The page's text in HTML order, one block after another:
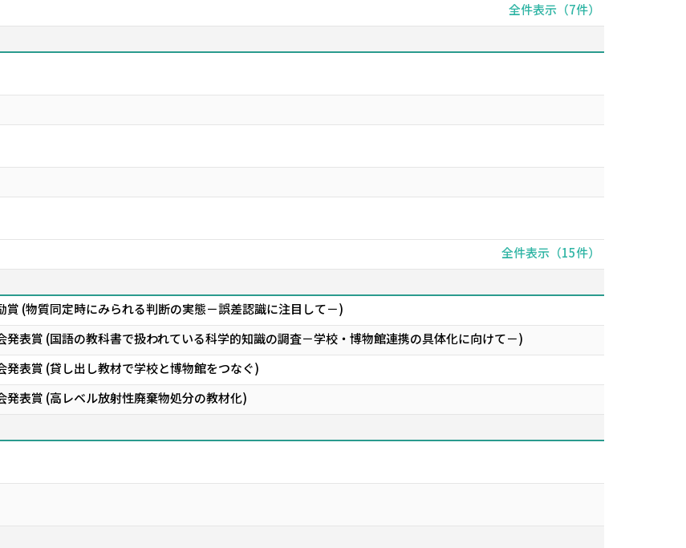
全件表示（7件）
全件表示（15件）
賞 (物質同定時にみられる判断の実態－誤差認識に注目して－)
発表賞 (国語の教科書で扱われている科学的知識の調査－学校・博物館連携の具体化に向けて－)
発表賞 (貸し出し教材で学校と博物館をつなぐ)
発表賞 (高レベル放射性廃棄物処分の教材化)